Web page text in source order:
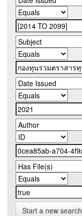
Start a new search